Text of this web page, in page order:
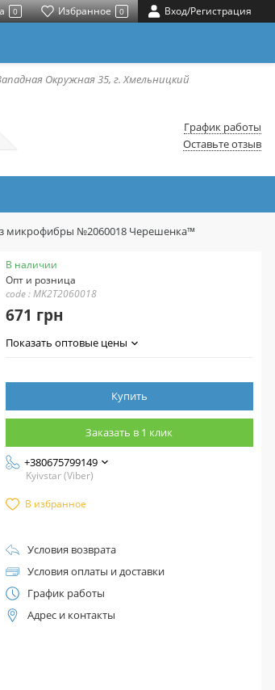
0 Избранное 0 Вход/Регистрация
Окружная 35, г. Хмельницкий
График работы
Оставьте отзыв
микрофибры №2060018 Черешенка™
В наличии
Опт и розница
code : MK2T2060018
671 грн
Показать оптовые цены
Купить
Заказать в 1 клик
+380675799149
Kyivstar (Viber)
В избранное
Условия возврата
Условия оплаты и доставки
График работы
Адрес и контакты